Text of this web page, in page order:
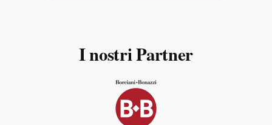
I nostri Partner